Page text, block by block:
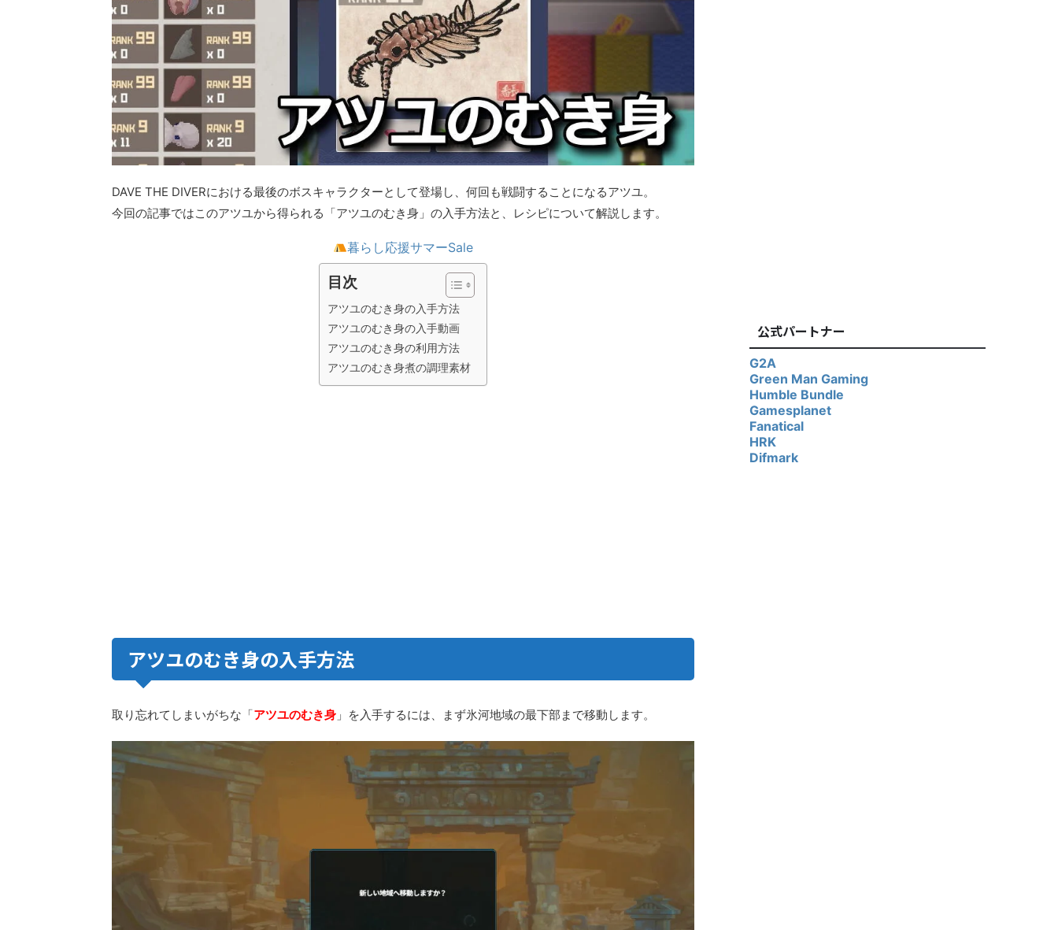
DAVE THE DIVERにおける最後のボスキャラクターとして登場し、何回も戦闘することになるアツユ。
今回の記事ではこのアツユから得られる「アツユのむき身」の入手方法と、レシピについて解説します。
暮らし応援サマーSale
目次
アツユのむき身の入手方法
アツユのむき身の入手動画
アツユのむき身の利用方法
アツユのむき身煮の調理素材
アツユのむき身の入手方法
取り忘れてしまいがちな「アツユのむき身 」を入手するには、まず氷河地域の最下部まで移動します。
公式パートナー
G2A
Green Man Gaming
Humble Bundle
Gamesplanet
Fanatical
HRK
Difmark